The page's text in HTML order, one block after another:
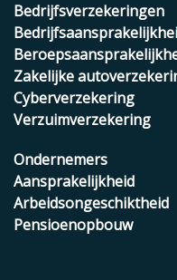
Bedrijfsverzekeringen
Zakelijke
Cyberverzekering
Verzuimverzekering
Ondernemers
Aansprakelijkheid
Arbeidsongeschiktheid
Pensioenopbouw